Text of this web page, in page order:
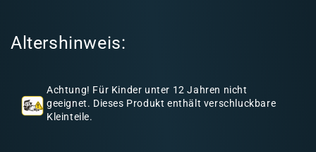
I
Altershinweis:
Achtung! Für Kinder unter 12 Jahren nicht
geeignet. Dieses Produkt enthält verschluckbare
Kleinteile.